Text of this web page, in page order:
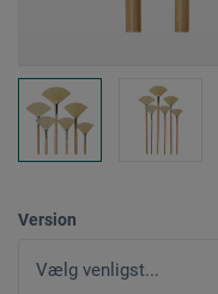
Version